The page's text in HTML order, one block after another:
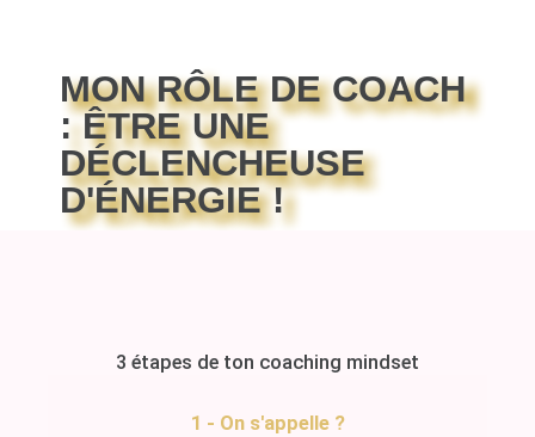
MON RÔLE DE COACH
: ÊTRE UNE
DÉCLENCHEUSE
D'ÉNERGIE !
3 étapes de ton coaching mindset
1 - On s'appelle ?